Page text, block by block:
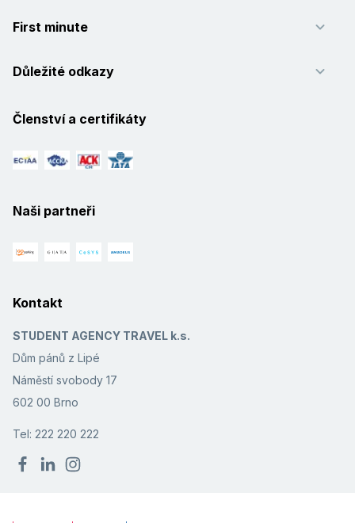
First minute
Důležité odkazy
Členství a certifikáty
Naši partneři
Kontakt
STUDENT AGENCY TRAVEL k.s.
Dům pánů z Lipé
Náměstí svobody 17
602 00 Brno
Tel: 222 220 222